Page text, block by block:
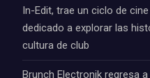
In-Edit, trae un ciclo de
dedicado a explorar las
cultura de club
Brunch Electronik regresa